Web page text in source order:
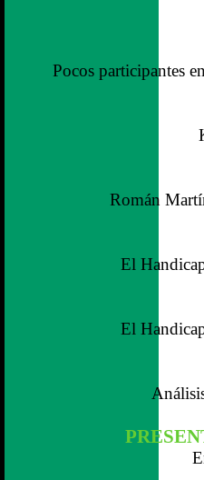
Pocos participantes
Román
El
El